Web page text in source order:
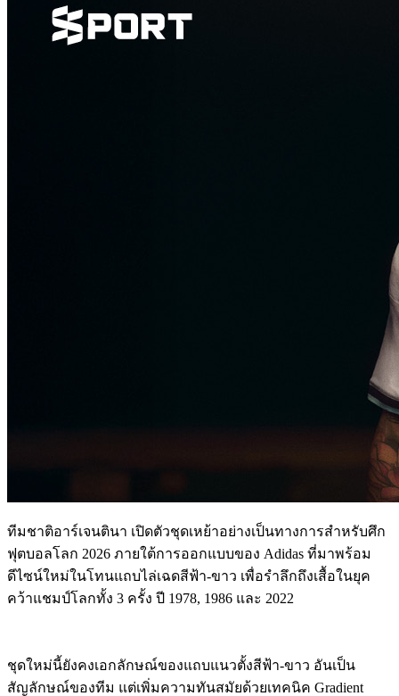
ทีมชาติอาร์เจนตินา เปิดตัวชุดเหย้าอย่างเป็นทางการสำหรับศึก
ฟุตบอลโลก 2026 ภายใต้การออกแบบของ Adidas ที่มาพร้อม
ดีไซน์ใหม่ในโทนแถบไล่เฉดสีฟ้า-ขาว เพื่อรำลึกถึงเสื้อในยุค
คว้าแชมป์โลกทั้ง 3 ครั้ง ปี 1978, 1986 และ 2022
ชุดใหม่นี้ยังคงเอกลักษณ์ของแถบแนวตั้งสีฟ้า-ขาว อันเป็น
สัญลักษณ์ของทีม แต่เพิ่มความทันสมัยด้วยเทคนิค Gradient